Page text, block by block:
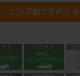
この店舗で予約する